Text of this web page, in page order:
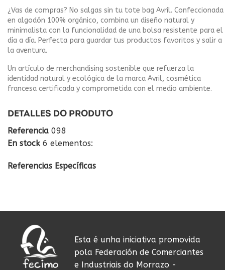
¿Vas de compras? No salgas sin tu tote bag Avril. Confeccionada
en algodón 100% orgánico, combina un diseño natural y
minimalista con la funcionalidad de una bolsa resistente para el
día a día. Perfecta para guardar tus productos favoritos y salir a
la aventura.
Un artículo de merchandising sostenible que refuerza la
identidad natural y ecológica de la marca Avril, cosmética
francesa certificada y comprometida con el medio ambiente.
DETALLES DO PRODUTO
Referencia 098
En stock 6 elementos:
Referencias Específicas
Esta é unha iniciativa promovida
pola Federación de Comerciantes
e Industriais do Morrazo -